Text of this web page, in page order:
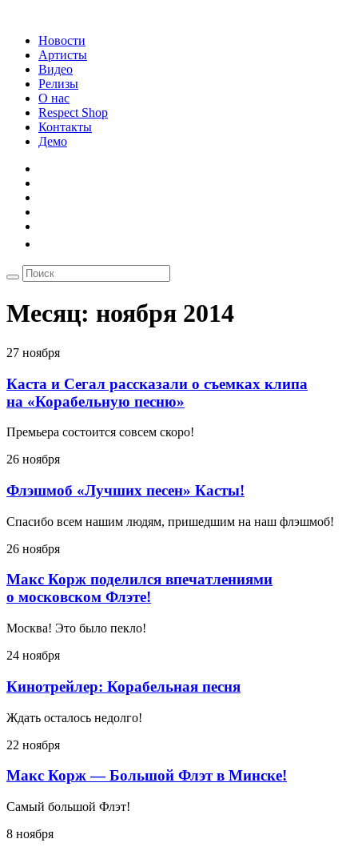
Новости
Артисты
Видео
Релизы
О нас
Respect Shop
Контакты
Демо
Месяц: ноября 2014
27 ноября
Каста и Сегал рассказали о съемках клипа
на «Корабельную песню»
Премьера состоится совсем скоро!
26 ноября
Флэшмоб «Лучших песен» Касты!
Спасибо всем нашим людям, пришедшим на наш флэшмоб!
26 ноября
Макс Корж поделился впечатлениями
о московском Флэте!
Москва! Это было пекло!
24 ноября
Кинотрейлер: Корабельная песня
Ждать осталось недолго!
22 ноября
Макс Корж — Большой Флэт в Минске!
Самый большой Флэт!
8 ноября